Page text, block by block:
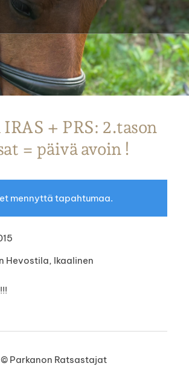
Parkanon Ratsastajat
+ PRS: 2.tason
= päivä avoin !
mennyttä tapahtumaa.
Hevostila, Ikaalinen
© Parkanon Ratsastajat